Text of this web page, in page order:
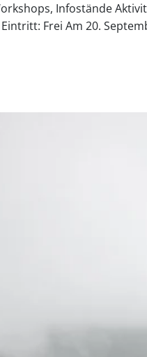
Infostände
Frei Am 20.